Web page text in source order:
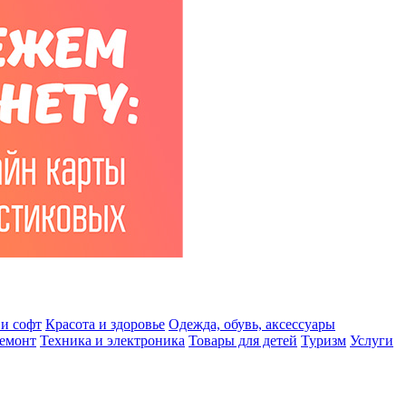
софт Красота и здоровье Одежда, обувь, аксессуары
Техника и электроника Товары для детей Туризм Услуги